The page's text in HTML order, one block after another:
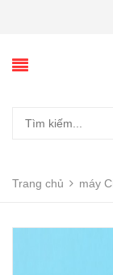
Trang chủ máy